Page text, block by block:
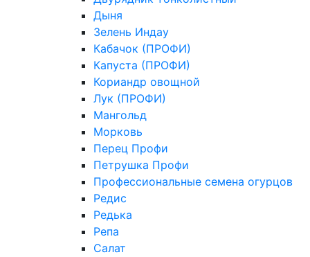
Дыня
Зелень Индау
Кабачок (ПРОФИ)
Капуста (ПРОФИ)
Кориандр овощной
Лук (ПРОФИ)
Мангольд
Морковь
Перец Профи
Петрушка Профи
Профессиональные семена огурцов
Редис
Редька
Репа
Салат